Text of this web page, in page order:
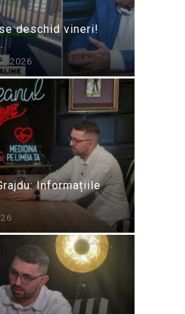
deschid vineri!
2026
Informațiile